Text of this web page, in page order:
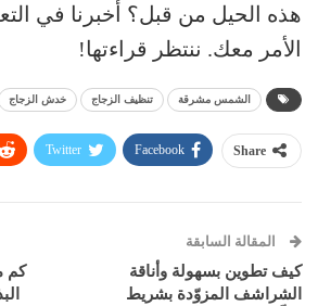
هذه الحيل من قبل؟ أخبرنا في
الأمر معك. ننتظر قراءتها!
الشمس مشرقة تنظيف الزجاج خدش الزجاج
Share
Facebook
Twitter
المقالة السابقة
كيف تطوين بسهولة وأناقة
الشراشف المزوّدة بشريط
كم